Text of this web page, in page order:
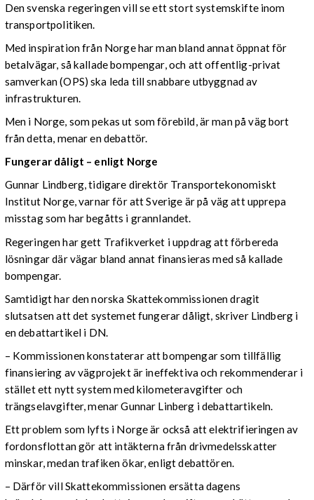
Den svenska regeringen vill se ett stort systemskifte inom
transportpolitiken.
Med inspiration från Norge har man bland annat öppnat för
betalvägar, så kallade bompengar, och att offentlig-privat
samverkan (OPS) ska leda till snabbare utbyggnad av
infrastrukturen.
Men i Norge, som pekas ut som förebild, är man på väg bort
från detta, menar en debattör.
Fungerar dåligt – enligt Norge
Gunnar Lindberg, tidigare direktör Transportekonomiskt
Institut Norge, varnar för att Sverige är på väg att upprepa
misstag som har begåtts i grannlandet.
Regeringen har gett Trafikverket i uppdrag att förbereda
lösningar där vägar bland annat finansieras med så kallade
bompengar.
Samtidigt har den norska Skattekommissionen dragit
slutsatsen att det systemet fungerar dåligt, skriver Lindberg i
en debattartikel i DN.
– Kommissionen konstaterar att bompengar som tillfällig
finansiering av vägprojekt är ineffektiva och rekommenderar i
stället ett nytt system med kilometeravgifter och
trängselavgifter, menar Gunnar Linberg i debattartikeln.
Ett problem som lyfts i Norge är också att elektrifieringen av
fordonsflottan gör att intäkterna från drivmedelsskatter
minskar, medan trafiken ökar, enligt debattören.
– Därför vill Skattekommissionen ersätta dagens